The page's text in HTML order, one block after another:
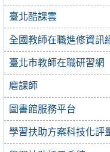
臺北酷課雲
全國教師在職進修資訊
臺北市教師在職研習網
磨課師
圖書館服務平台
學習扶助方案科技化評